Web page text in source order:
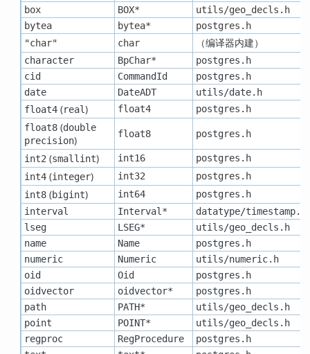
box BOX*
utils/geo_decls.h
bytea
bytea*
postgres.h
"char"
char （编译器内建）
character BpChar*
postgres.h
cid
CommandId
postgres.h
date
DateADT
utils/date.h
float4(real) float4
postgres.h
float8(double
precision) float8 postgres.h
int2(smallint) int16
postgres.h
int4(integer) int32
postgres.h
int8(bigint) int64
postgres.h
interval
Interval*
datatype/timestamp.h
lseg
LSEG*
utils/geo_decls.h
name
Name
postgres.h
numeric
Numeric
utils/numeric.h
oid
Oid
postgres.h
oidvector
oidvector*
postgres.h
path
PATH*
utils/geo_decls.h
point
POINT*
utils/geo_decls.h
regproc
RegProcedure
postgres.h